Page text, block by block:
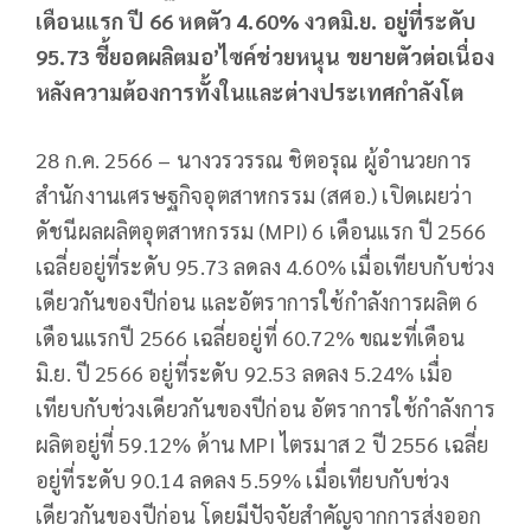
เดือนแรก ปี 66 หดตัว 4.60% งวดมิ.ย. อยู่ที่ระดับ
95.73 ชี้ยอดผลิตมอ’ไซค์ช่วยหนุน ขยายตัวต่อเนื่อง
หลังความต้องการทั้งในและต่างประเทศกำลังโต
28 ก.ค. 2566 – นางวรวรรณ ชิตอรุณ ผู้อำนวยการ
สำนักงานเศรษฐกิจอุตสาหกรรม (สศอ.) เปิดเผยว่า
ดัชนีผลผลิตอุตสาหกรรม (MPI) 6 เดือนแรก ปี 2566
เฉลี่ยอยู่ที่ระดับ 95.73 ลดลง 4.60% เมื่อเทียบกับช่วง
เดียวกันของปีก่อน และอัตราการใช้กำลังการผลิต 6
เดือนแรกปี 2566 เฉลี่ยอยู่ที่ 60.72% ขณะที่เดือน
มิ.ย. ปี 2566 อยู่ที่ระดับ 92.53 ลดลง 5.24% เมื่อ
เทียบกับช่วงเดียวกันของปีก่อน อัตราการใช้กำลังการ
ผลิตอยู่ที่ 59.12% ด้าน MPI ไตรมาส 2 ปี 2556 เฉลี่ย
อยู่ที่ระดับ 90.14 ลดลง 5.59% เมื่อเทียบกับช่วง
เดียวกันของปีก่อน โดยมีปัจจัยสำคัญจากการส่งออก